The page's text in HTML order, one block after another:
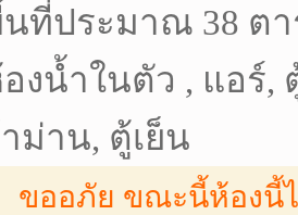
ที่ประมาณ 38 ตา
งน้ำในตัว , แอร์,
ม่าน, ตู้เย็น
ขออภัย ขณะนี้ห้องนี้ไ